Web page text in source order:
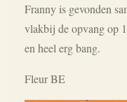
Franny is gevonden
vlakbij de opvang op
en heel erg bang.
Fleur BE